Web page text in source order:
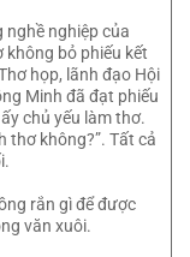
nghề nghiệp của
không bỏ phiếu kết
họp, lãnh đạo Hội
Minh đã đạt phiếu
chủ yếu làm thơ.
thơ không?”. Tất cả
rắn gì để được
văn xuôi.